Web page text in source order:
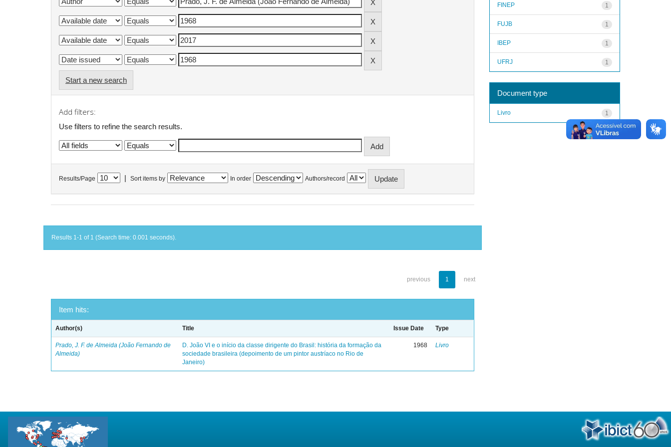
Start a new search
Add filters:
Use filters to refine the search results.
Results/Page Sort items by In order Authors/record
Results 1-1 of 1 (Search time: 0.001 seconds).
previous 1 next
Item hits:
Author(s) Title Issue Date Type
Prado, J. F. de Almeida (João Fernando de
Almeida)
D. João VI e o início da classe dirigente do Brasil: história da formação da
sociedade brasileira (depoimento de um pintor austríaco no Rio de
Janeiro)
1968 Livro
1
FINEP
1
FUJB
1
IBEP
1
UFRJ
Document type
1
Livro